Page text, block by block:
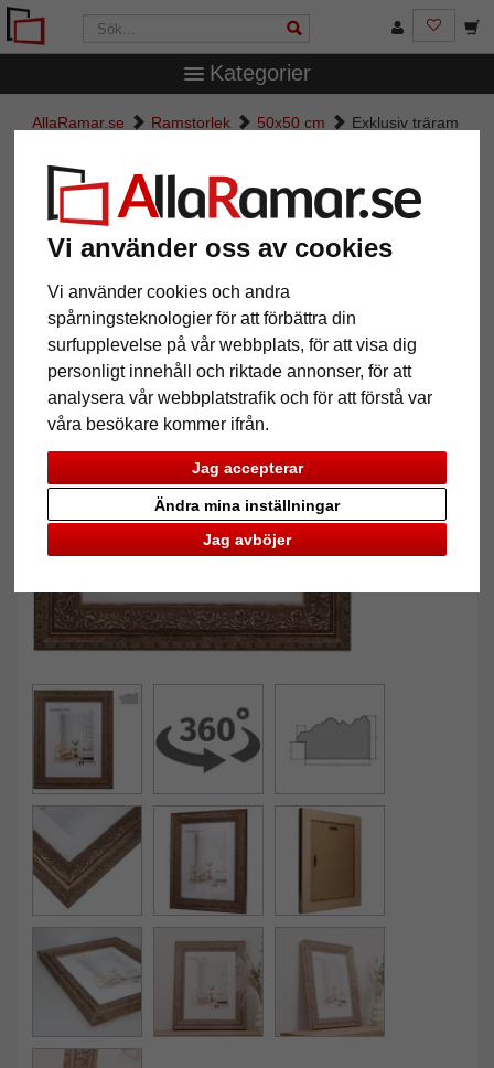
Vi använder oss av cookies
Vi använder cookies och andra
spårningsteknologier för att förbättra din
surfupplevelse på vår webbplats, för att visa dig
personligt innehåll och riktade annonser, för att
analysera vår webbplatstrafik och för att förstå var
våra besökare kommer ifrån.
Jag accepterar
Jag avböjer
Ändra mina inställningar
Kategorier
AllaRamar.se Ramstorlek 50x50 cm
Exklusiv träram
Exklusiv träram Fomat